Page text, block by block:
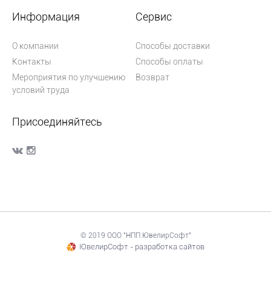
Информация
О компании
Контакты
Мероприятия по улучшению
условий труда
Сервис
Способы доставки
Способы оплаты
Возврат
Присоединяйтесь
© 2019 ООО "НПП ЮвелирСофт"
ЮвелирСофт - разработка сайтов